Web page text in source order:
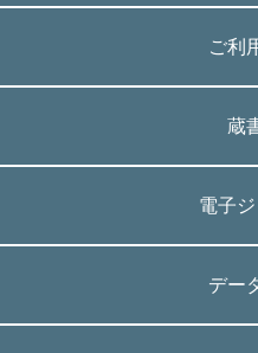
ご利
蔵
電子
デー